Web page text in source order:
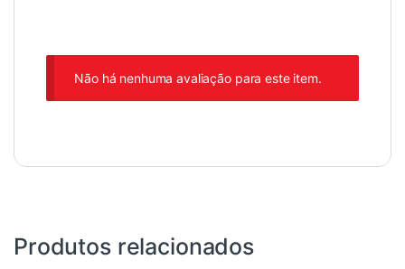
Não há nenhuma avaliação para este item.
Produtos relacionados